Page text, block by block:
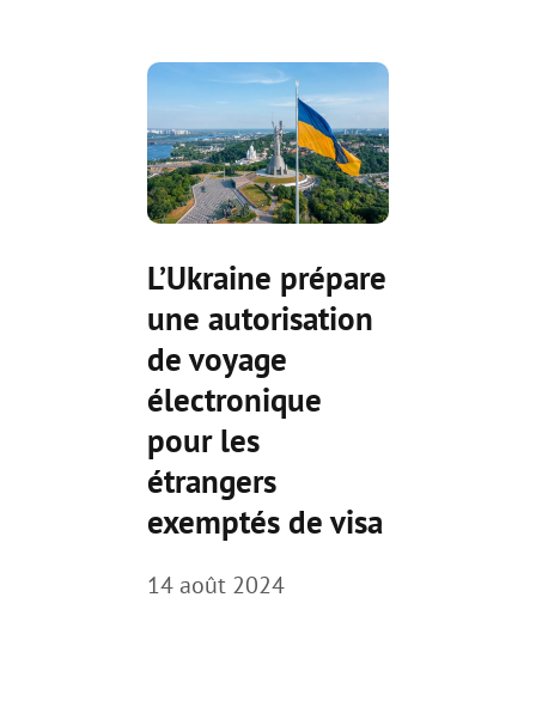
L’Ukraine prépare
une autorisation
de voyage
électronique
pour les
étrangers
exemptés de visa
14 août 2024